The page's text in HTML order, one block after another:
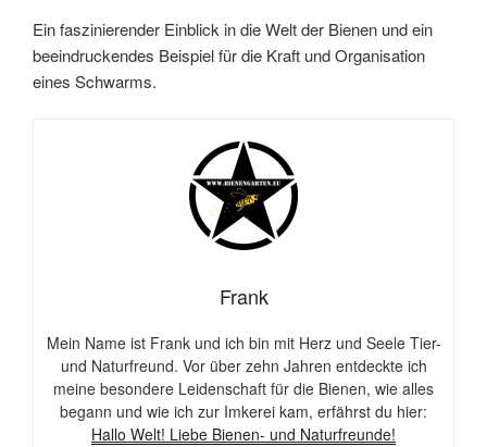
Ein faszinierender Einblick in die Welt der Bienen und ein
beeindruckendes Beispiel für die Kraft und Organisation
eines Schwarms.
Frank
Mein Name ist Frank und ich bin mit Herz und Seele Tier-
und Naturfreund. Vor über zehn Jahren entdeckte ich
meine besondere Leidenschaft für die Bienen, wie alles
begann und wie ich zur Imkerei kam, erfährst du hier:
Hallo Welt! Liebe Bienen- und Naturfreunde!